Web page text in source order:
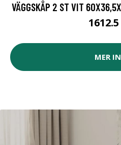
VÄGGSKÅP 2 ST VIT
1612.5
MER